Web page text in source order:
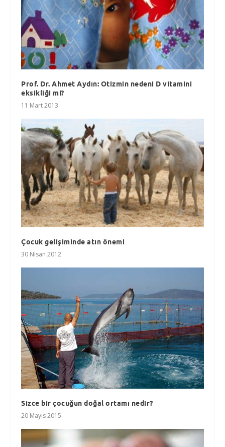
Prof. Dr. Ahmet Aydın: Otizmin nedeni D vitamini
eksikliği mi?
11 Mart 2013
Çocuk gelişiminde atın önemi
30 Nisan 2012
Sizce bir çocuğun doğal ortamı nedir?
20 Mayıs 2015